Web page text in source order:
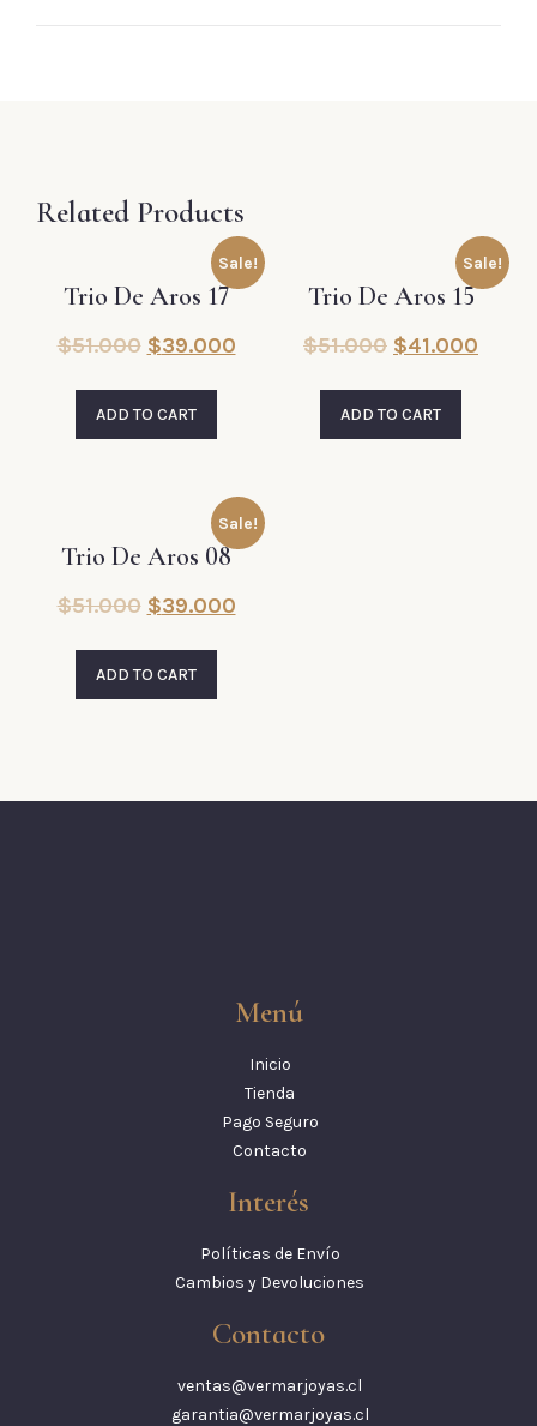
Related Products
Sale!
Trio De Aros 17
$51.000 $39.000
ADD TO CART
Sale!
Trio De Aros 15
$51.000 $41.000
ADD TO CART
Sale!
Trio De Aros 08
$51.000 $39.000
ADD TO CART
Menú
Inicio
Tienda
Pago Seguro
Contacto
Interés
Políticas de Envío
Cambios y Devoluciones
Contacto
ventas@vermarjoyas.cl
garantia@vermarjoyas.cl